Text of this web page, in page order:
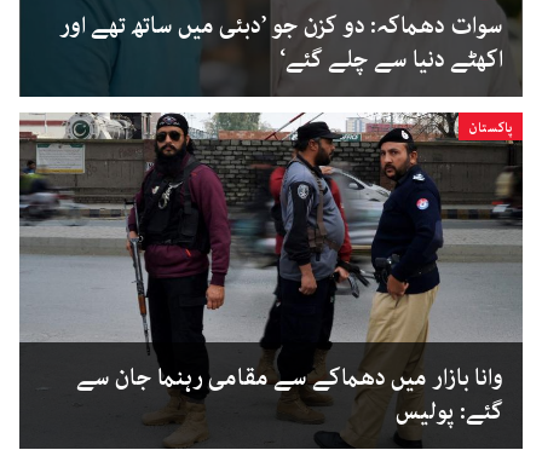
سوات دھماکہ: دو کزن جو ’دبئی میں ساتھ تھے اور
اکھٹے دنیا سے چلے گئے‘
پاکستان
وانا بازار میں دھماکے سے مقامی رہنما جان سے
گئے: پولیس